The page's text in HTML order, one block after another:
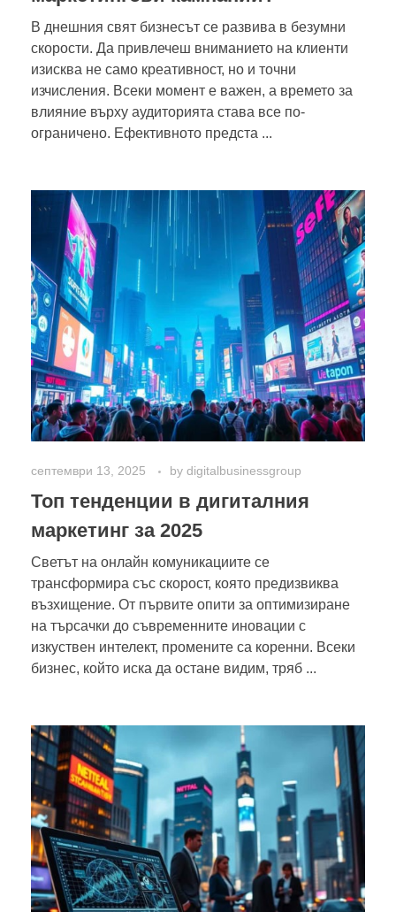
В днешния свят бизнесът се развива в безумни
скорости. Да привлечеш вниманието на клиенти
изисква не само креативност, но и точни
изчисления. Всеки момент е важен, а времето за
влияние върху аудиторията става все по-
ограничено. Ефективното предста ...
септември 13, 2025 by digitalbusinessgroup
Топ тенденции в дигиталния
маркетинг за 2025
Светът на онлайн комуникациите се
трансформира със скорост, която предизвиква
възхищение. От първите опити за оптимизиране
на търсачки до съвременните иновации с
изкуствен интелект, промените са коренни. Всеки
бизнес, който иска да остане видим, тряб ...